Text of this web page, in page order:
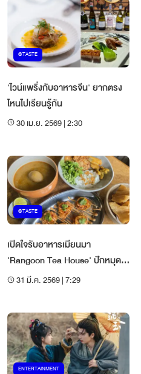
@TASTE
'ไวน์แพริ่งกับอาหารจีน' ยากตรง
ไหนไปเรียนรู้กัน
30 เม.ย. 2569 | 2:30
@TASTE
เปิดใจรับอาหารเมียนมา
'Rangoon Tea House' ปักหมุด
ไอคอนสยาม
31 มี.ค. 2569 | 7:29
ENTERTAINMENT